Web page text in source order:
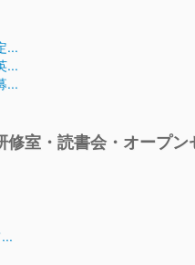
...
...
...
修室・読書会・オープン